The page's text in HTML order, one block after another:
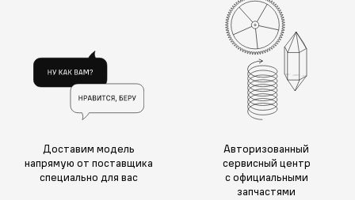
Доставим модель
напрямую от поставщика
специально для вас
Авторизованный
сервисный центр
с официальными
запчастями